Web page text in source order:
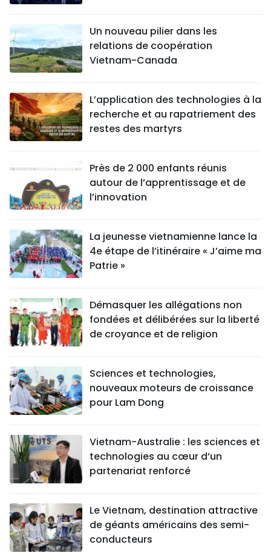
Un nouveau pilier dans les
relations de coopération
Vietnam-Canada
L’application des technologies à la
recherche et au rapatriement des
restes des martyrs
Près de 2 000 enfants réunis
autour de l’apprentissage et de
l’innovation
La jeunesse vietnamienne lance la
4e étape de l’itinéraire « J’aime ma
Patrie »
Démasquer les allégations non
fondées et délibérées sur la liberté
de croyance et de religion
Sciences et technologies,
nouveaux moteurs de croissance
pour Lam Dong
Vietnam-Australie : les sciences et
technologies au cœur d’un
partenariat renforcé
Le Vietnam, destination attractive
de géants américains des semi-
conducteurs